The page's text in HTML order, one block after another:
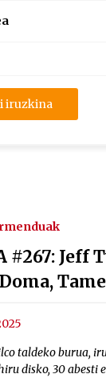
#267: Jeff
taldeko burua,
disko, 30